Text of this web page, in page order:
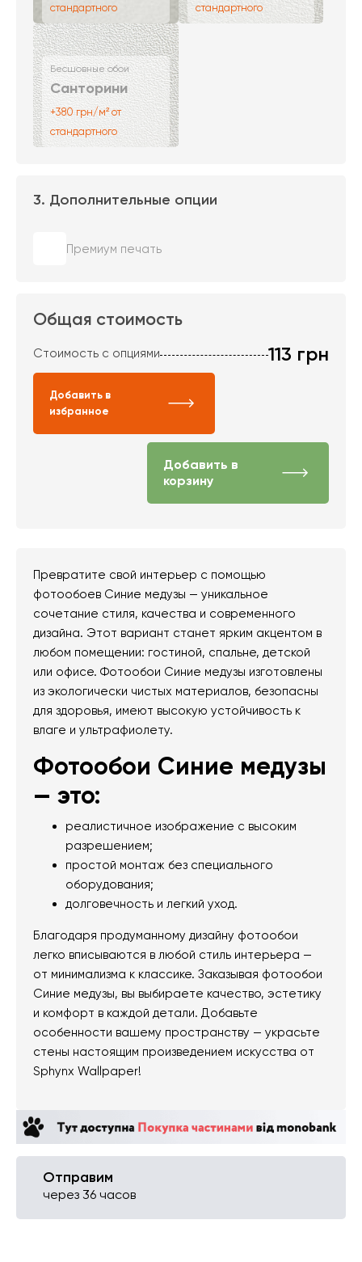
стандартного
стандартного
Бесшовные обои
Санторини
+380 грн/м² от
стандартного
3. Дополнительные опции
Премиум печать
Общая стоимость
Стоимость с опциями 113 грн
Добавить в
избранное
Добавить в
корзину
Превратите свой интерьер с помощью
фотообоев Синие медузы — уникальное
сочетание стиля, качества и современного
дизайна. Этот вариант станет ярким акцентом в
любом помещении: гостиной, спальне, детской
или офисе. Фотообои Синие медузы изготовлены
из экологически чистых материалов, безопасны
для здоровья, имеют высокую устойчивость к
влаге и ультрафиолету.
Фотообои Синие медузы
— это:
реалистичное изображение с высоким
разрешением;
простой монтаж без специального
оборудования;
долговечность и легкий уход.
Благодаря продуманному дизайну фотообои
легко вписываются в любой стиль интерьера —
от минимализма к классике. Заказывая фотообои
Синие медузы, вы выбираете качество, эстетику
и комфорт в каждой детали. Добавьте
особенности вашему пространству — украсьте
стены настоящим произведением искусства от
Sphynx Wallpaper!
Отправим
через 36 часов